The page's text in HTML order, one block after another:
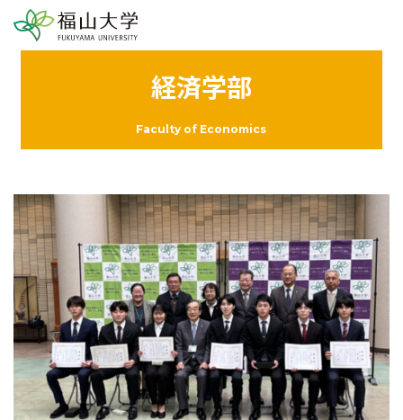
経済学部
Faculty of Economics